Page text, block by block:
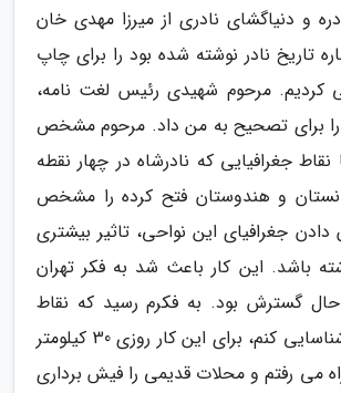
و دنیاگشای نادری از میرزا مهدی خان
تاریخ نادر نوشته شده بود را برای چاپ
کردیم. مرحوم شهیدی رئیس لغت نامه،
را برای تصحیح به من داد. مرحوم مشخص
جغرافیایی که نادرشاه در چهار نقطه
و هندوستان فتح کرده را مشخص
دادن جغرافیای این نواحی، تاثیر بیشتری
باشد. این کار باعث شد به فکر تهران
حال گسترش بود. به فکرم رسید که نقاط
قدیمی تهران را شناسایی کنم، برای این کار روزی 30 کیلومتر
می رفتم و محلات قدیمی را فیش برداری